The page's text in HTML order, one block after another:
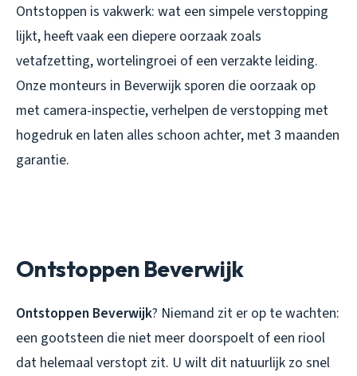
Ontstoppen is vakwerk: wat een simpele verstopping
lijkt, heeft vaak een diepere oorzaak zoals
vetafzetting, wortelingroei of een verzakte leiding.
Onze monteurs in Beverwijk sporen die oorzaak op
met camera-inspectie, verhelpen de verstopping met
hogedruk en laten alles schoon achter, met 3 maanden
garantie.
Ontstoppen Beverwijk
Ontstoppen Beverwijk? Niemand zit er op te wachten:
een gootsteen die niet meer doorspoelt of een riool
dat helemaal verstopt zit. U wilt dit natuurlijk zo snel